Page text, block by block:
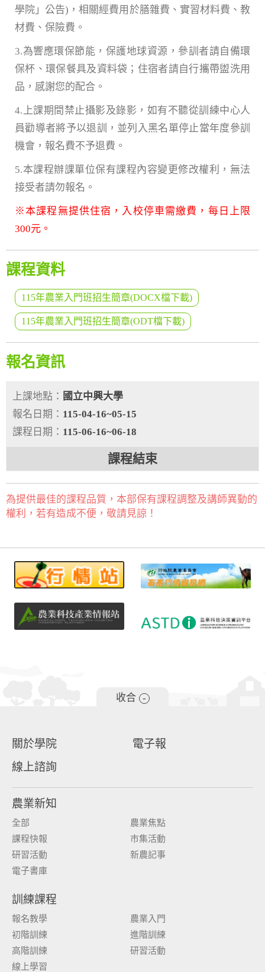
學院」公告)，相關經費用於膳雜費、實習材料費、教
材費、保險費。
3.為響應環保節能，保護地球資源，參訓者請自備環
保杯、環保餐具及資料袋；住宿者請自行攜帶盥洗用
品，感謝您的配合。
4.上課期間禁止攝影及錄影，如有不聽從訓練中心人
員勸導者將予以退訓，並列入黑名單停止當年度參訓
機會，報名費不予退費。
5.本課程辦課單位保有課程內容變更修改權利，無法
接受者請勿報名。
※本課程無提供住宿，入校停車需繳費，每日上限
300元。
課程資料
115年農業入門班招生簡章(DOCX檔下載)
115年農業入門班招生簡章(ODT檔下載)
報名資訊
課程結束
上課地點： 國立中興大學
報名日期： 115-04-16~05-15
課程日期： 115-06-16~06-18
為提供最佳的課程品質，本部保有課程調整及講師異動的
權利，若有造成不便，敬請見諒！
收合 -
關於學院
電子報
線上諮詢
農業新知
全部
農業焦點
課程快報
市集活動
研習活動
新農記事
電子書庫
訓練課程
報名教學
農業入門
初階訓練
進階訓練
高階訓練
研習活動
線上學習